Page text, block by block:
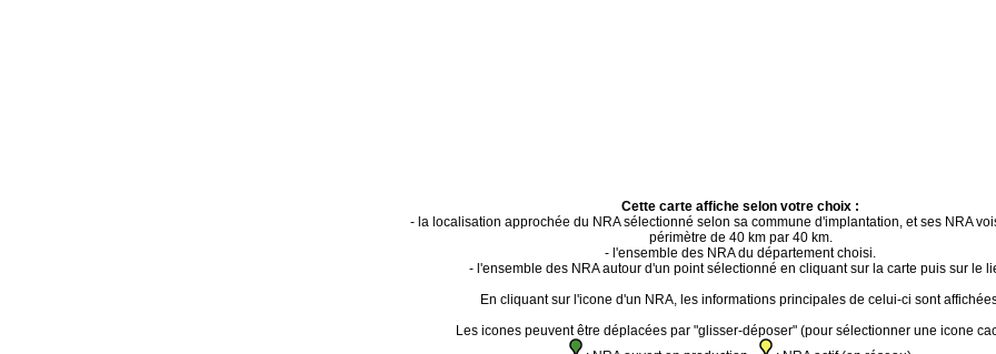
Cette carte affiche selon votre choix :
- la localisation approchée du NRA sélectionné selon sa commune d'implantation, et ses NRA
périmètre de 40 km par 40 km.
- l'ensemble des NRA du département choisi.
- l'ensemble des NRA autour d'un point sélectionné en cliquant sur la carte puis sur le
En cliquant sur l'icone d'un NRA, les informations principales de celui-ci sont
Les icones peuvent être déplacées par "glisser-déposer" (pour sélectionner une icone